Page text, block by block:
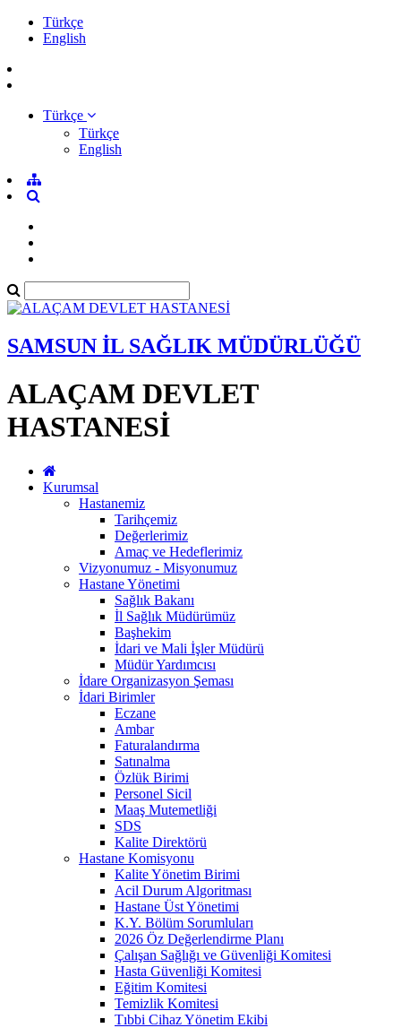
Türkçe
English
Türkçe
Türkçe
English
SAMSUN İL SAĞLIK MÜDÜRLÜĞÜ
ALAÇAM DEVLET
HASTANESİ
Kurumsal
Hastanemiz
Tarihçemiz
Değerlerimiz
Amaç ve Hedeflerimiz
Vizyonumuz - Misyonumuz
Hastane Yönetimi
Sağlık Bakanı
İl Sağlık Müdürümüz
Başhekim
İdari ve Mali İşler Müdürü
Müdür Yardımcısı
İdare Organizasyon Şeması
İdari Birimler
Eczane
Ambar
Faturalandırma
Satınalma
Özlük Birimi
Personel Sicil
Maaş Mutemetliği
SDS
Kalite Direktörü
Hastane Komisyonu
Kalite Yönetim Birimi
Acil Durum Algoritması
Hastane Üst Yönetimi
K.Y. Bölüm Sorumluları
2026 Öz Değerlendirme Planı
Çalışan Sağlığı ve Güvenliği Komitesi
Hasta Güvenliği Komitesi
Eğitim Komitesi
Temizlik Komitesi
Tıbbi Cihaz Yönetim Ekibi